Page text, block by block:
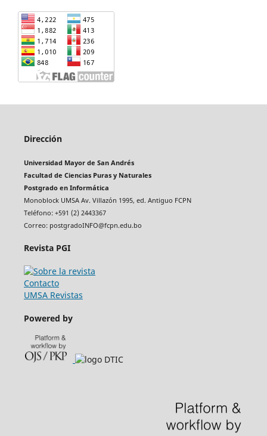
Dirección
Universidad Mayor de San Andrés
Facultad de Ciencias Puras y Naturales
Postgrado en Informática
Monoblock UMSA Av. Villazón 1995, ed. Antiguo FCPN
Teléfono: +591 (2) 2443367
Correo: postgradoINFO@fcpn.edu.bo
Revista PGI
Contacto
UMSA Revistas
Powered by